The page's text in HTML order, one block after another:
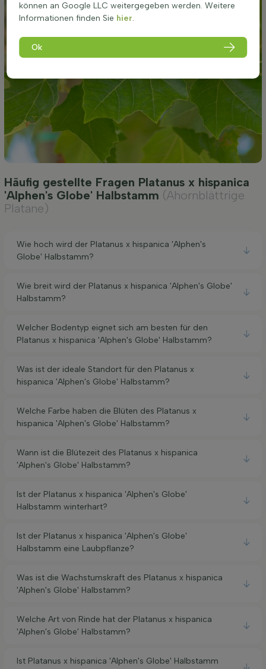
Häufig gestellte Fragen Platanus x hispanica
'Alphen's Globe' Halbstamm (Ahornblättrige
Platane)
Wie hoch wird der Platanus x hispanica 'Alphen's
Globe' Halbstamm?
Wie breit wird der Platanus x hispanica 'Alphen's Globe'
Halbstamm?
Welcher Bodentyp eignet sich am besten für den
Platanus x hispanica 'Alphen's Globe' Halbstamm?
Was ist der ideale Standort für den Platanus x
hispanica 'Alphen's Globe' Halbstamm?
Welche Farbe haben die Blüten des Platanus x
hispanica 'Alphen's Globe' Halbstamm?
Wann ist die Blütezeit des Platanus x hispanica
'Alphen's Globe' Halbstamm?
Ist der Platanus x hispanica 'Alphen's Globe'
Halbstamm winterhart?
Ist der Platanus x hispanica 'Alphen's Globe'
Halbstamm eine Laubpflanze?
Was ist die Wachstumskraft des Platanus x hispanica
'Alphen's Globe' Halbstamm?
Welche Art von Rinde hat der Platanus x hispanica
'Alphen's Globe' Halbstamm?
Ist Platanus x hispanica 'Alphen's Globe' Halbstamm
können an Google LLC weitergegeben werden. Weitere
Informationen finden Sie hier.
Ok